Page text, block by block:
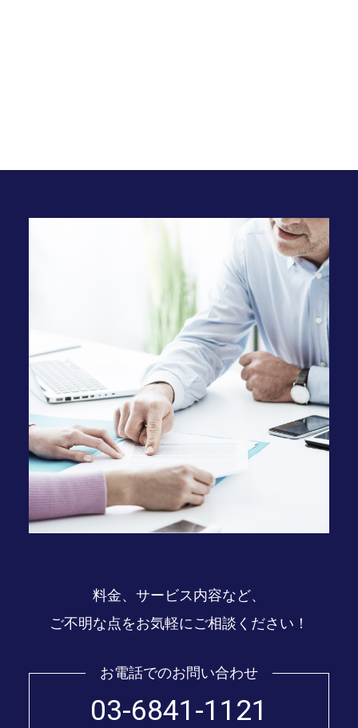
料金、サービス内容など、
ご不明な点をお気軽にご相談ください！
お電話でのお問い合わせ
03-6841-1121